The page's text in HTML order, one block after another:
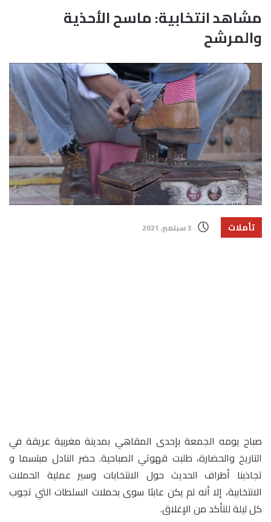
مشاهد انتخابية: ماسح الأحذية
والمرشح
تأملات 3 سبتمبر، 2021
صباح يومه الجمعة بإحدى المقاهي بمدينة مغربية عريقة في
التاريخ والحضارة، طلبت قهوتي الصباحية. حضر النادل مبتسما و
تجاذبنا أطراف الحديث حول الانتخابات وسير عملية الحملات
الانتخابية، إلا أنه لم يكن عابئا سوى بحملات السلطات التي تجوب
كل ليلة للتأكد من الإغلاق.